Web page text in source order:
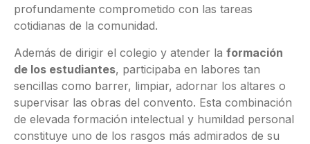
profundamente comprometido con las tareas
cotidianas de la comunidad.
Además de dirigir el colegio y atender la formación
de los estudiantes, participaba en labores tan
sencillas como barrer, limpiar, adornar los altares o
supervisar las obras del convento. Esta combinación
de elevada formación intelectual y humildad personal
constituye uno de los rasgos más admirados de su